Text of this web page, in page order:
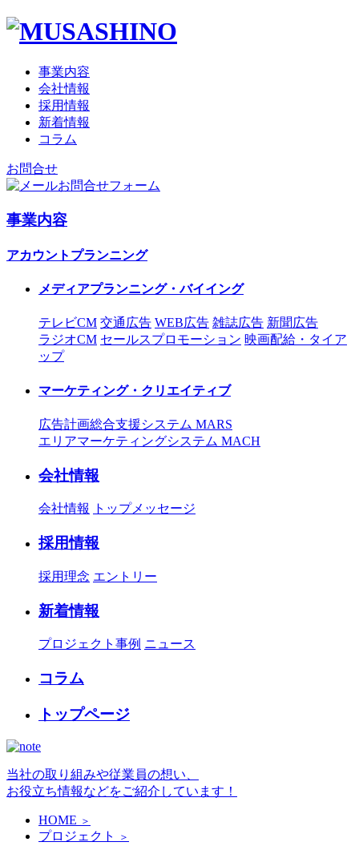
事業内容
会社情報
採用情報
新着情報
コラム
お問合せ
お問合せフォーム
事業内容
アカウントプランニング
メディアプランニング・バイイング
テレビCM 交通広告 WEB広告 雑誌広告 新聞広告
ラジオCM セールスプロモーション 映画配給・タイア
ップ
マーケティング・クリエイティブ
広告計画総合支援システム MARS
エリアマーケティングシステム MACH
会社情報
会社情報 トップメッセージ
採用情報
採用理念 エントリー
新着情報
プロジェクト事例 ニュース
コラム
トップページ
当社の取り組みや従業員の想い、
お役立ち情報などをご紹介しています！
HOME ＞
プロジェクト ＞